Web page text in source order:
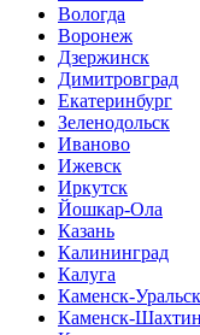
Вологда
Воронеж
Дзержинск
Димитровград
Екатеринбург
Зеленодольск
Иваново
Ижевск
Иркутск
Йошкар-Ола
Казань
Калининград
Калуга
Каменск-
Каменск-